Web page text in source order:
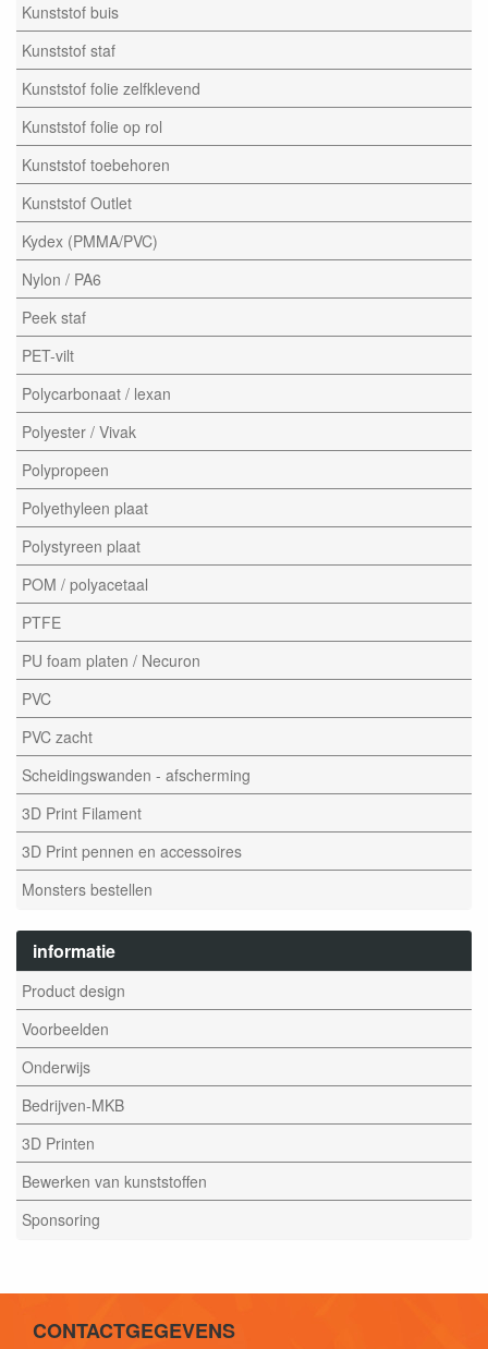
Kunststof buis
Kunststof staf
Kunststof folie zelfklevend
Kunststof folie op rol
Kunststof toebehoren
Kunststof Outlet
Kydex (PMMA/PVC)
Nylon / PA6
Peek staf
PET-vilt
Polycarbonaat / lexan
Polyester / Vivak
Polypropeen
Polyethyleen plaat
Polystyreen plaat
POM / polyacetaal
PTFE
PU foam platen / Necuron
PVC
PVC zacht
Scheidingswanden - afscherming
3D Print Filament
3D Print pennen en accessoires
Monsters bestellen
informatie
Product design
Voorbeelden
Onderwijs
Bedrijven-MKB
3D Printen
Bewerken van kunststoffen
Sponsoring
CONTACTGEGEVENS